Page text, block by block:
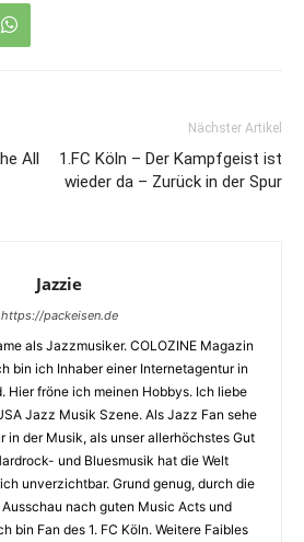
All
Nächster Artikel
1.FC Köln – Der Kampfgeist ist
wieder da – Zurück in der Spur
Jazzie
https://packeisen.de
als Jazzmusiker. COLOZINE Magazin
bin ich Inhaber einer Internetagentur in
Hier fröne ich meinen Hobbys. Ich liebe
Jazz Musik Szene. Als Jazz Fan sehe
in der Musik, als unser allerhöchstes Gut
und Bluesmusik hat die Welt
unverzichtbar. Grund genug, durch die
nach guten Music Acts und
bin Fan des 1. FC Köln. Weitere Faibles